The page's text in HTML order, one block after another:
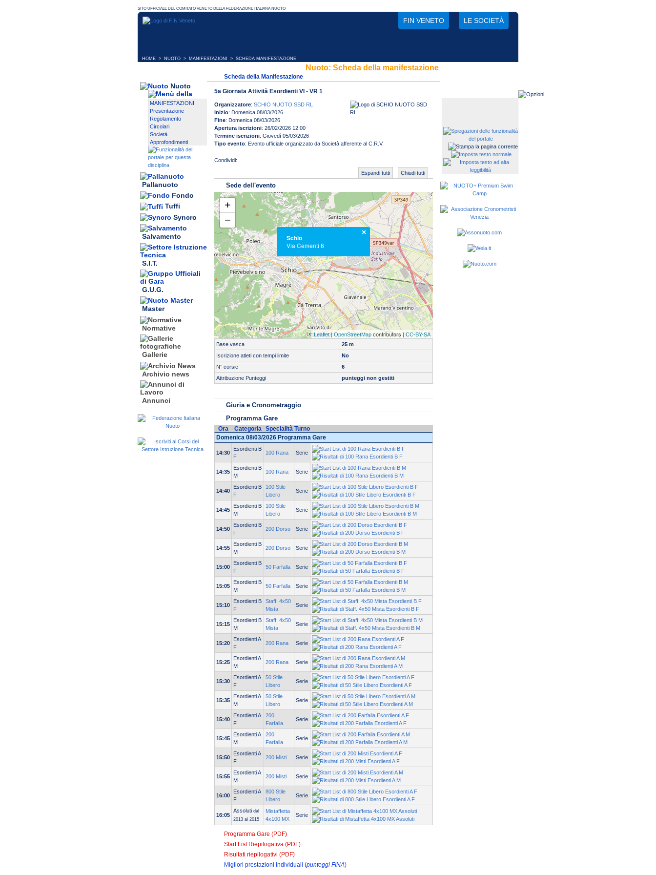
FIN VENETO LE SOCIETÀ
HOME > NUOTO > MANIFESTAZIONI > SCHEDA MANIFESTAZIONE
Nuoto
MANIFESTAZIONI
Presentazione
Regolamento
Circolari
Società
Approfondimenti
Pallanuoto
Fondo
Tuffi
Syncro
Salvamento
S.I.T.
G.U.G.
Master
Normative
Gallerie
Archivio news
Annunci
Nuoto: Scheda della manifestazione
Scheda della Manifestazione
5a Giornata Attività Esordienti VI - VR 1
Organizzatore: SCHIO NUOTO SSD RL
Inizio: Domenica 08/03/2026
Fine: Domenica 08/03/2026
Apertura iscrizioni: 26/02/2026 12:00
Termine iscrizioni: Giovedì 05/03/2026
Tipo evento: Evento ufficiale organizzato da Società afferente al C.R.V.
Chiudi tutti
Espandi tutti
Sede dell'evento
Schio
Via Cementi 6
×
+
−
Leaflet| OpenStreetMap contributors | CC-BY-SA
Base vasca
25 m
Iscrizione atleti con tempi limite
No
N° corsie
6
Attribuzione Punteggi
punteggi non gestiti
Giuria e Cronometraggio
Servizio di cronometraggio:
Programma Gare
Ora Categoria Specialità Turno
Domenica 08/03/2026 Programma Gare
14:30
Esordienti B
F
100 Rana Serie
14:35
Esordienti B
M
100 Rana Serie
14:40
Esordienti B
F
100 Stile
Libero
Serie
14:45
Esordienti B
M
100 Stile
Libero
Serie
14:50
Esordienti B
F
200 Dorso Serie
14:55
Esordienti B
M
200 Dorso Serie
15:00
Esordienti B
F
50 Farfalla Serie
15:05
Esordienti B
M
50 Farfalla Serie
15:10
Esordienti B
F
Staff. 4x50
Mista
Serie
15:15
Esordienti B
M
Staff. 4x50
Mista
Serie
15:20
Esordienti A
F
200 Rana Serie
15:25
Esordienti A
M
200 Rana Serie
15:30
Esordienti A
F
50 Stile
Libero
Serie
15:35
Esordienti A
M
50 Stile
Libero
Serie
15:40
Esordienti A
F
200
Farfalla
Serie
15:45
Esordienti A
M
200
Farfalla
Serie
15:50
Esordienti A
F
200 Misti Serie
15:55
Esordienti A
M
200 Misti Serie
16:00
Esordienti A
F
800 Stile
Libero
Serie
16:05
Assoluti dal
2013 al 2015
Mistaffetta
4x100 MX
Serie
Programma Gare (PDF)
Start List Riepilogativa (PDF)
Risultati riepilogativi (PDF)
Migliori prestazioni individuali (punteggi FINA)